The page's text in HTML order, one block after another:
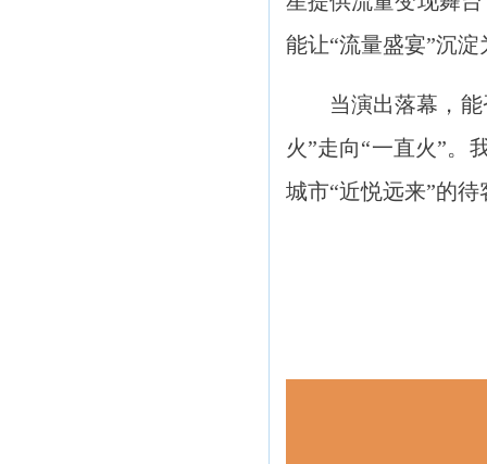
能让“流量盛宴”沉淀
当演出落幕，
火”走向“一直火”。
城市“近悦远来”的